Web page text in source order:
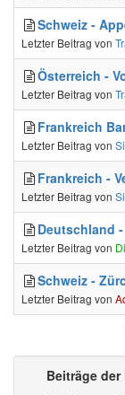
Schweiz -
Letzter Beitrag von
Österreich -
Letzter Beitrag von
Frankreich
Letzter Beitrag von
Frankreich -
Letzter Beitrag von
Deutschland
Letzter Beitrag von
Schweiz -
Letzter Beitrag von
Beiträge